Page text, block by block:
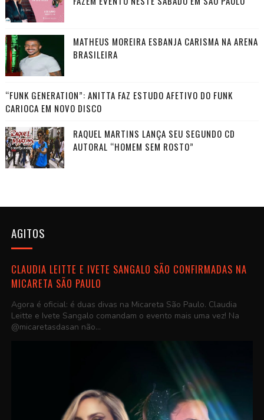
MATHEUS MOREIRA ESBANJA CARISMA NA ARENA
BRASILEIRA
“FUNK GENERATION”: ANITTA FAZ ESTUDO AFETIVO DO FUNK
CARIOCA EM NOVO DISCO
RAQUEL MARTINS LANÇA SEU SEGUNDO CD
AUTORAL “HOMEM SEM ROSTO”
AGITOS
CLAUDIA LEITTE E IVETE SANGALO SÃO CONFIRMADAS NA
MICARETA SÃO PAULO
Agora é oficial: é duas divas na Micareta São Paulo. Claudia
Leitte e Ivete Sangalo comandam o evento mais uma vez! Na
@micaretasdasan não...